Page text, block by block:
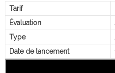
Tarif
Évaluation
Type
Date de lancement